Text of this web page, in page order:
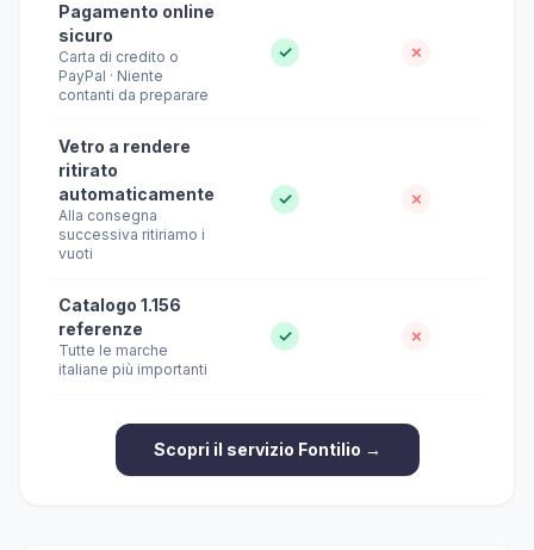
Pagamento online
sicuro
Carta di credito o
PayPal · Niente
contanti da preparare
✓ ✗
Vetro a rendere
ritirato
automaticamente
Alla consegna
successiva ritiriamo i
vuoti
✓ ✗
Catalogo 1.156
referenze
Tutte le marche
italiane più importanti
✓ ✗
Scopri il servizio Fontilio →